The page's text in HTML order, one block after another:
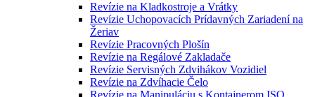
Revízie na Kladkostroje a Vrátky
Revízie Uchopovacích Prídavných Zariadení na
Žeriav
Revízie Pracovných Plošín
Revízie na Regálové Zakladače
Revízie Servisných Zdvihákov Vozidiel
Revízie na Zdvíhacie Čelo
Revízie na Manipuláciu s Kontajnerom ISO